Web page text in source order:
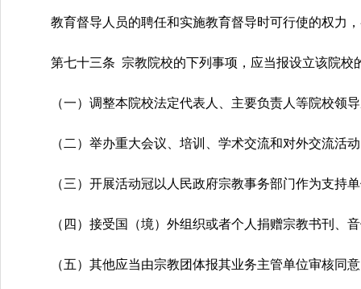
教育督导人员的聘任和实施教育督导时可行使的权力
第七十三条 宗教院校的下列事项，应当报设立该院
（一）调整本院校法定代表人、主要负责人等院校
（二）举办重大会议、培训、学术交流和对外交流活
（三）开展活动冠以人民政府宗教事务部门作为支持
（四）接受国（境）外组织或者个人捐赠宗教书刊、
（五）其他应当由宗教团体报其业务主管单位审核同